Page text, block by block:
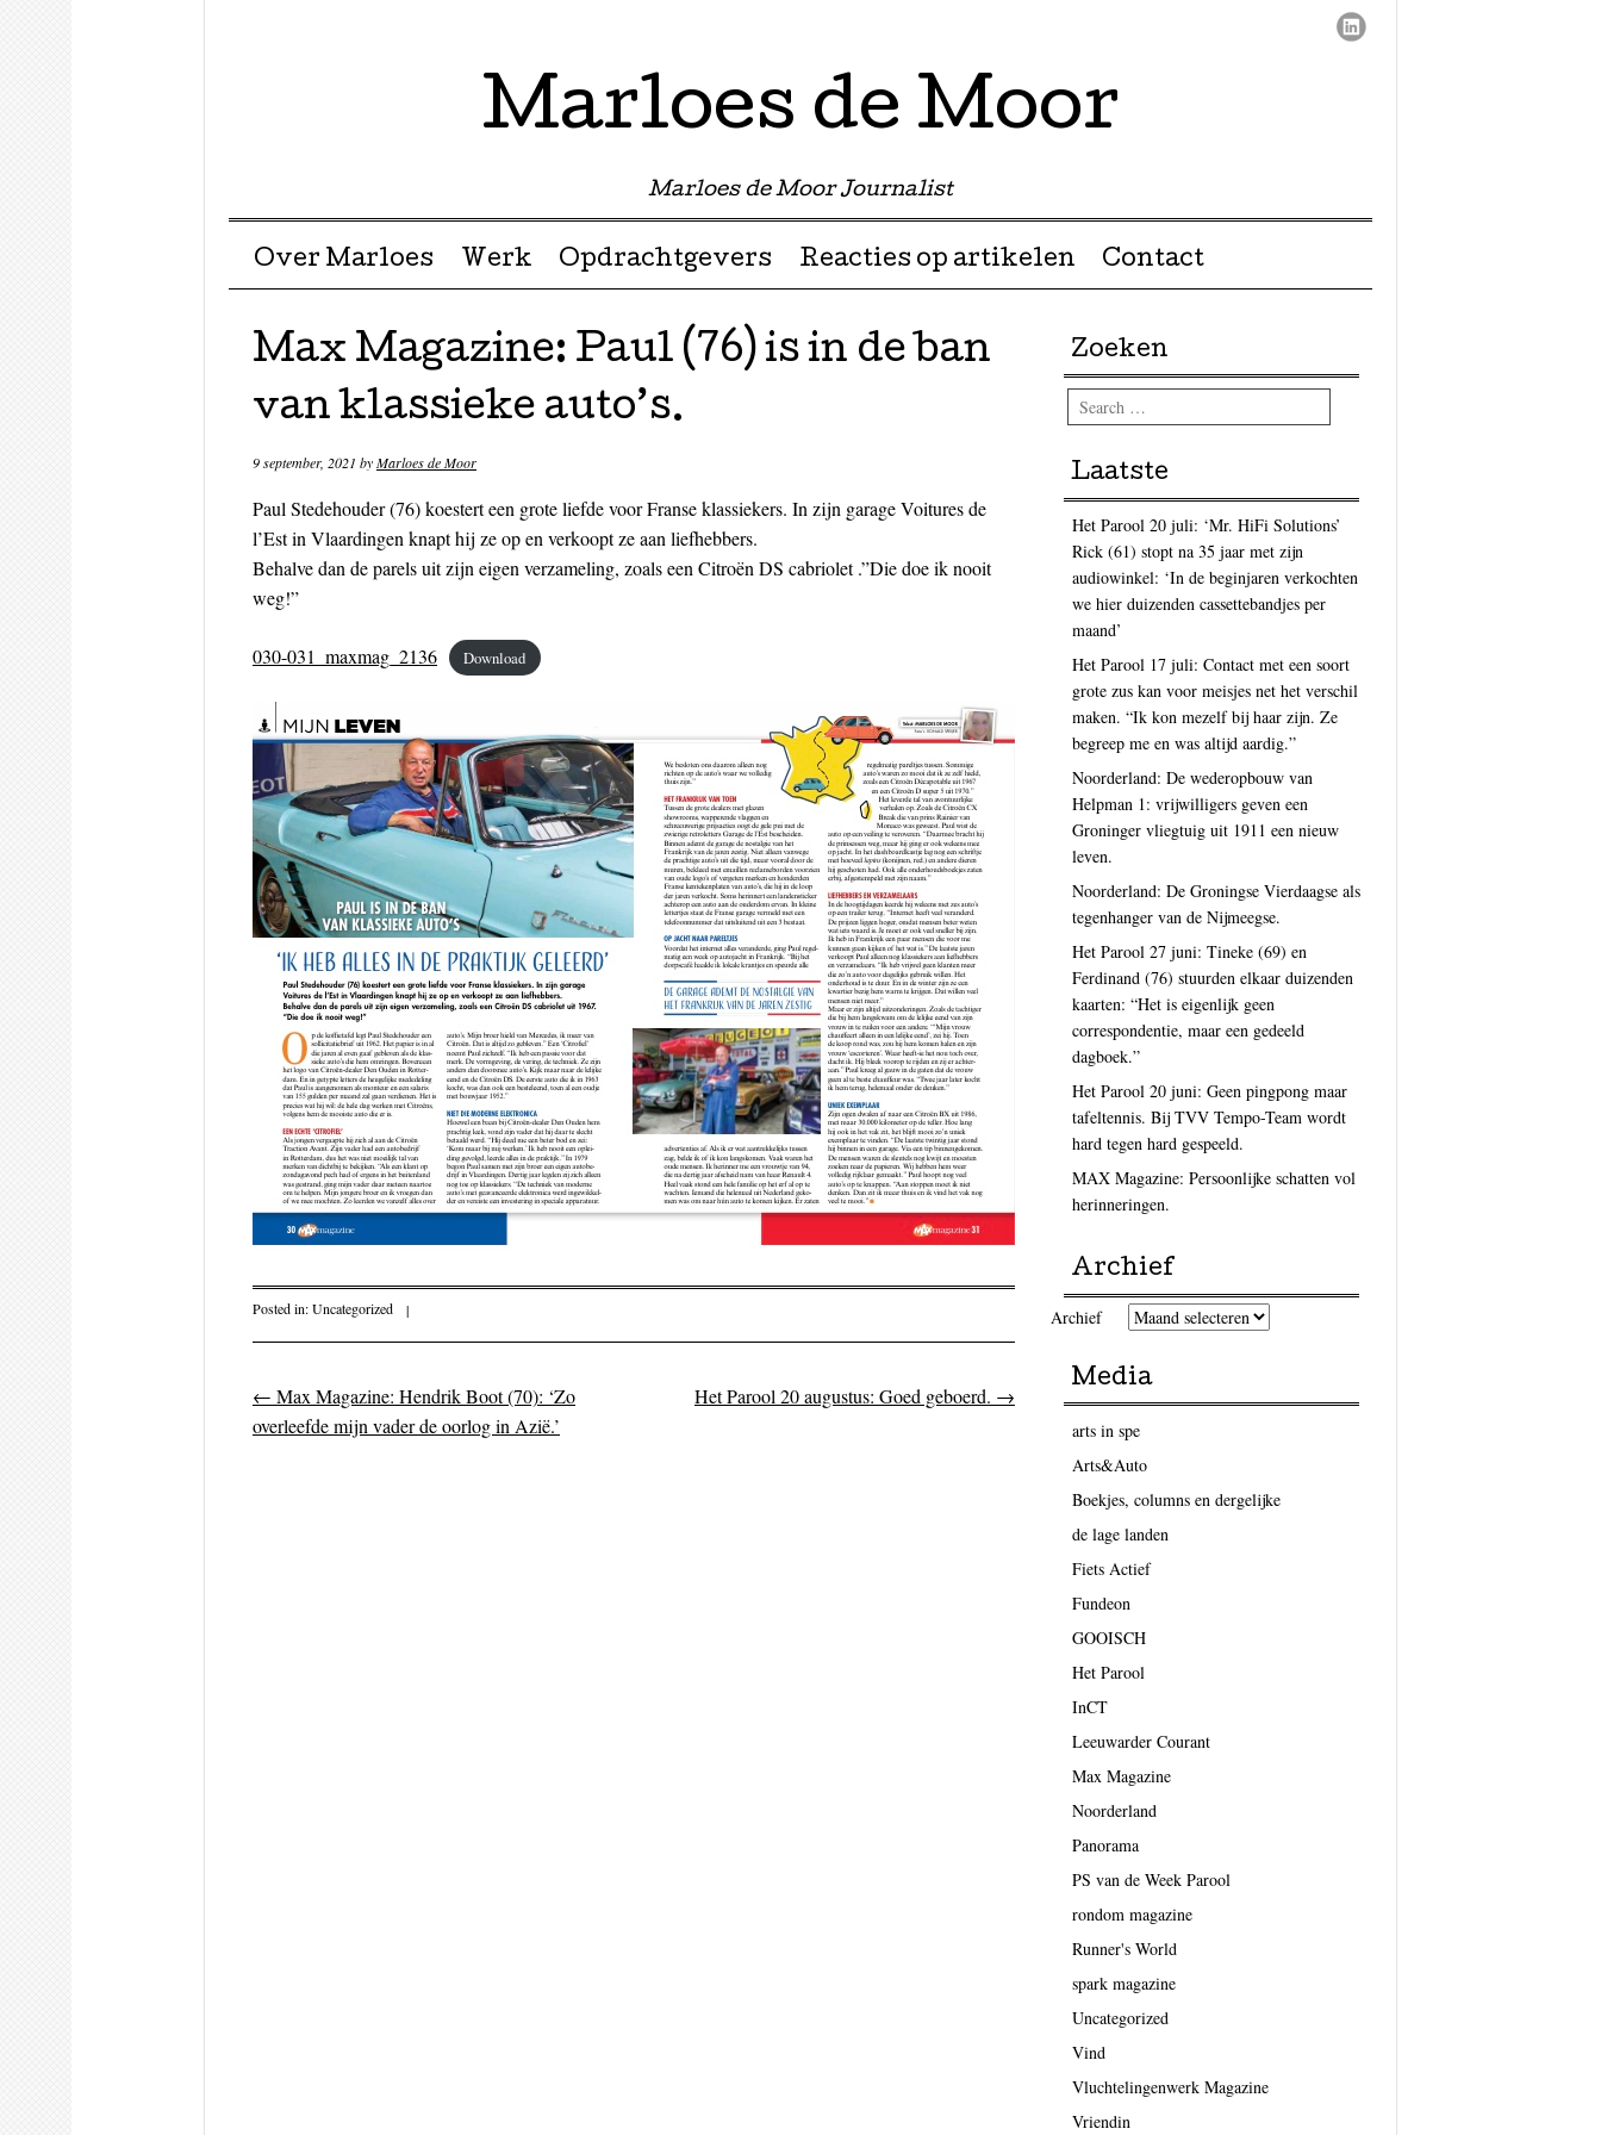
Marloes de Moor
Marloes de Moor Journalist
Menu ☰
Skip to content
Over Marloes Werk Opdrachtgevers Reacties op artikelen Contact
Max Magazine: Paul (76) is in de ban
van klassieke auto’s.
9 september, 2021 byMarloes de Moor
Paul Stedehouder (76) koestert een grote liefde voor Franse klassiekers. In zijn garage Voitures de
l’Est in Vlaardingen knapt hij ze op en verkoopt ze aan liefhebbers.
Behalve dan de parels uit zijn eigen verzameling, zoals een Citroën DS cabriolet .”Die doe ik nooit
weg!”
030-031_maxmag_2136 Download
Posted in:Uncategorized |
Post navigation
← Max Magazine: Hendrik Boot (70): ‘Zo
overleefde mijn vader de oorlog in Azië.’
Het Parool 20 augustus: Goed geboerd. →
Zoeken
Search
Laatste
Het Parool 20 juli: ‘Mr. HiFi Solutions’
Rick (61) stopt na 35 jaar met zijn
audiowinkel: ‘In de beginjaren verkochten
we hier duizenden cassettebandjes per
maand’
Het Parool 17 juli: Contact met een soort
grote zus kan voor meisjes net het verschil
maken. “Ik kon mezelf bij haar zijn. Ze
begreep me en was altijd aardig.”
Noorderland: De wederopbouw van
Helpman 1: vrijwilligers geven een
Groninger vliegtuig uit 1911 een nieuw
leven.
Noorderland: De Groningse Vierdaagse als
tegenhanger van de Nijmeegse.
Het Parool 27 juni: Tineke (69) en
Ferdinand (76) stuurden elkaar duizenden
kaarten: “Het is eigenlijk geen
correspondentie, maar een gedeeld
dagboek.”
Het Parool 20 juni: Geen pingpong maar
tafeltennis. Bij TVV Tempo-Team wordt
hard tegen hard gespeeld.
MAX Magazine: Persoonlijke schatten vol
herinneringen.
Archief
Archief
Media
arts in spe
Arts&Auto
Boekjes, columns en dergelijke
de lage landen
Fiets Actief
Fundeon
GOOISCH
Het Parool
InCT
Leeuwarder Courant
Max Magazine
Noorderland
Panorama
PS van de Week Parool
rondom magazine
Runner's World
spark magazine
Uncategorized
Vind
Vluchtelingenwerk Magazine
Vriendin